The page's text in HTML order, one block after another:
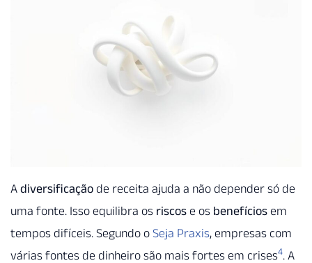
A diversificação de receita ajuda a não depender só de
uma fonte. Isso equilibra os riscos e os benefícios em
tempos difíceis. Segundo o Seja Praxis, empresas com
várias fontes de dinheiro são mais fortes em crises4. A